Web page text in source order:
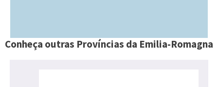
Conheça outras Províncias da Emilia-Romagna